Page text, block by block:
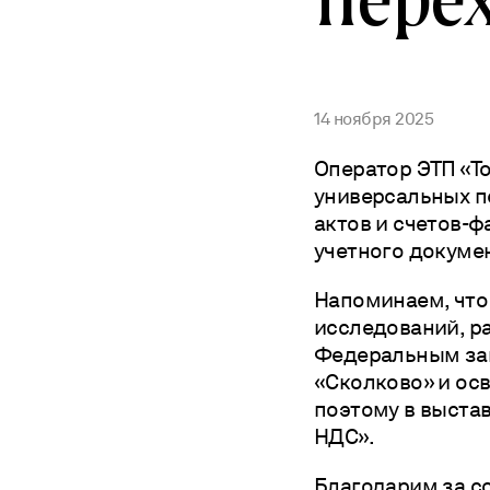
14 ноября 2025
Оператор ЭТП
универсальных
актов и счетов-
учетного
Напоминаем,
исследований,
Федеральным
«Сколково» и
поэтому в
НДС».